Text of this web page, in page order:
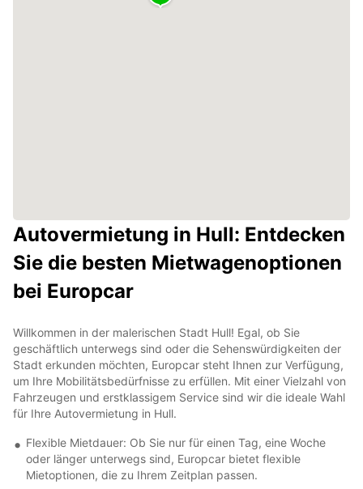
Autovermietung in Hull: Entdecken
Sie die besten Mietwagenoptionen
bei Europcar
Willkommen in der malerischen Stadt Hull! Egal, ob Sie
geschäftlich unterwegs sind oder die Sehenswürdigkeiten der
Stadt erkunden möchten, Europcar steht Ihnen zur Verfügung,
um Ihre Mobilitätsbedürfnisse zu erfüllen. Mit einer Vielzahl von
Fahrzeugen und erstklassigem Service sind wir die ideale Wahl
für Ihre Autovermietung in Hull.
Flexible Mietdauer: Ob Sie nur für einen Tag, eine Woche
oder länger unterwegs sind, Europcar bietet flexible
Mietoptionen, die zu Ihrem Zeitplan passen.